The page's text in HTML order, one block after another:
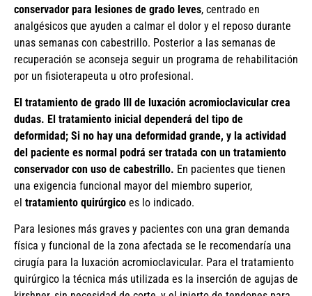
conservador para lesiones de grado leves, centrado en
analgésicos que ayuden a calmar el dolor y el reposo durante
unas semanas con cabestrillo. Posterior a las semanas de
recuperación se aconseja seguir un programa de rehabilitación
por un fisioterapeuta u otro profesional.
El tratamiento de grado III de luxación acromioclavicular crea
dudas. El tratamiento inicial dependerá del tipo de
deformidad; Si no hay una deformidad grande, y la actividad
del paciente es normal podrá ser tratada con un tratamiento
conservador con uso de cabestrillo. En pacientes que tienen
una exigencia funcional mayor del miembro superior,
el tratamiento quirúrgico es lo indicado.
Para lesiones más graves y pacientes con una gran demanda
física y funcional de la zona afectada se le recomendaría una
cirugía para la luxación acromioclavicular. Para el tratamiento
quirúrgico la técnica más utilizada es la inserción de agujas de